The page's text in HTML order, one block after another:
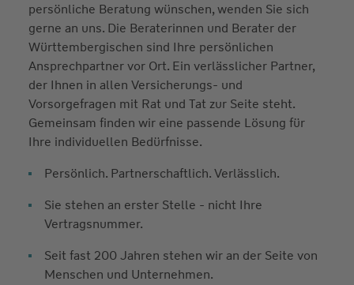
persönliche Beratung wünschen, wenden Sie sich
gerne an uns. Die Beraterinnen und Berater der
Württembergischen sind Ihre persönlichen
Ansprechpartner vor Ort. Ein verlässlicher Partner,
der Ihnen in allen Versicherungs- und
Vorsorgefragen mit Rat und Tat zur Seite steht.
Gemeinsam finden wir eine passende Lösung für
Ihre individuellen Bedürfnisse.
Persönlich. Partnerschaftlich. Verlässlich.
Sie stehen an erster Stelle - nicht Ihre
Vertragsnummer.
Seit fast 200 Jahren stehen wir an der Seite von
Menschen und Unternehmen.